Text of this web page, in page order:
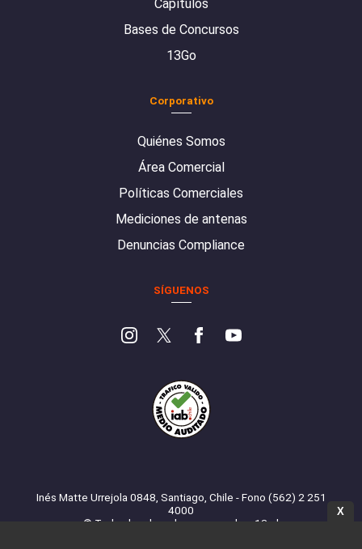
Capítulos
Bases de Concursos
13Go
Corporativo
Quiénes Somos
Área Comercial
Políticas Comerciales
Mediciones de antenas
Denuncias Compliance
SÍGUENOS
Inés Matte Urrejola 0848, Santiago, Chile - Fono (562) 2 251
4000
© Todos los derechos reservados. 13.cl
X